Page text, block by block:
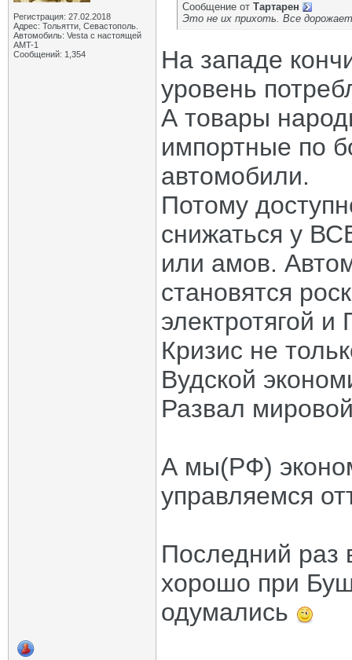
Регистрация: 27.02.2018
Адрес: Тольятти, Севастополь.
Автомобиль: Vesta с настоящей
AMT-1
Сообщений: 1,354
Сообщение от Тартарен
Это не их прихоть. Все
На западе
уровень
А товары
импортные по
автомобили.
Потому
снижаться у
или амов.
становятся
электротягой
Кризис не
Вудской
Развал
А мы(РФ)
управляемся
Последний раз
хорошо при
одумались